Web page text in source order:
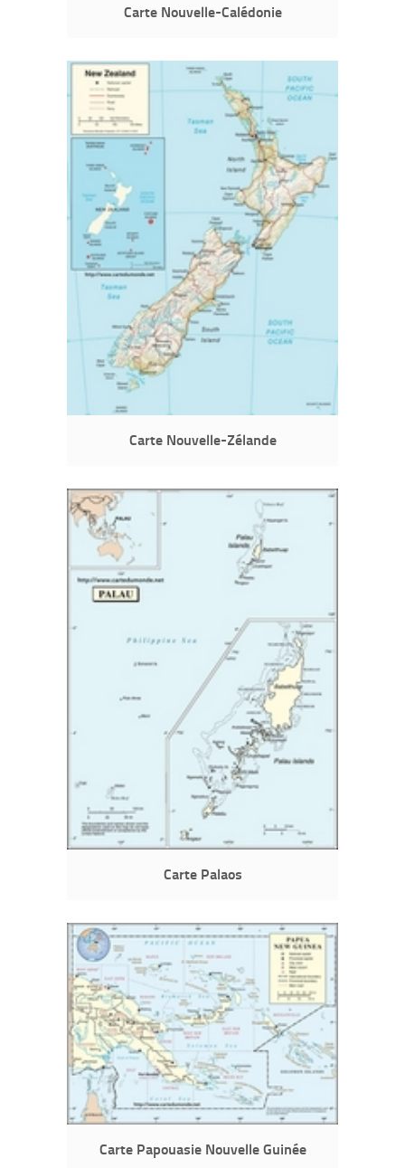
Carte Nouvelle-Calédonie
Carte Nouvelle-Zélande
Carte Palaos
Carte Papouasie Nouvelle Guinée